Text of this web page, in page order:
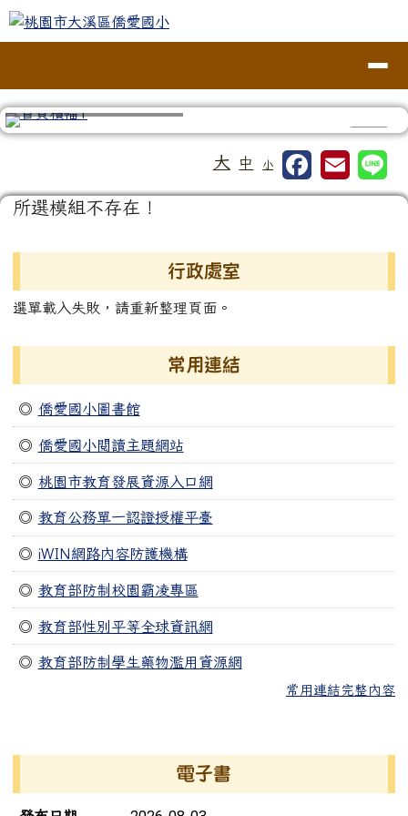
跳至主內容區
桃園市大溪區僑愛國小
大 中 小
主內容區域
所選模組不存在！
行政處室
選單載入失敗，請重新整理頁面。
常用連結
◎ 僑愛國小圖書館
◎ 僑愛國小閱讀主題網站
◎ 桃園市教育發展資源入口網
◎ 教育公務單一認證授權平臺
◎ iWIN網路內容防護機構
◎ 教育部防制校園霸凌專區
◎ 教育部性別平等全球資訊網
◎ 教育部防制學生藥物濫用資源網
常用連結完整內容
電子書
電子書列表
頁尾區域